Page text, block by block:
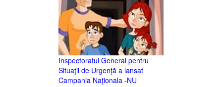
Inspectoratul General pentru
Situaţii de Urgenţă a lansat
Campania Naţionala -NU